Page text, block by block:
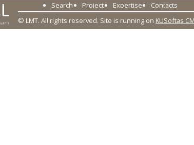
Search Project Expertise
Contacts
© LMT. All rights reserved. Site is running on KUSoftas